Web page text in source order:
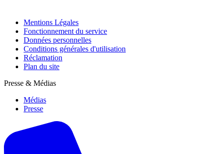
Mentions Légales
Fonctionnement du service
Données personnelles
Conditions générales d'utilisation
Réclamation
Plan du site
Presse & Médias
Médias
Presse